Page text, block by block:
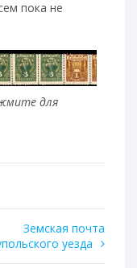
пока не
для
Земская почта
уезда